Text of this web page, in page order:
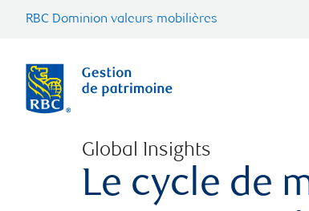
RBC Dominion valeurs mobilières
Global Insights
Le cycle de